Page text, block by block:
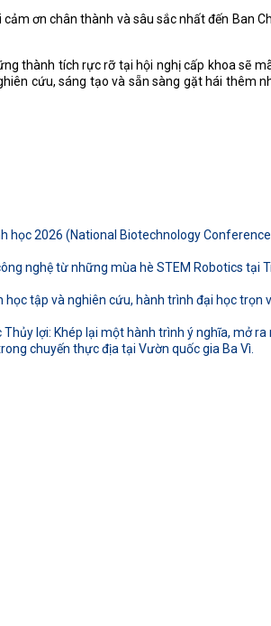
ơn chân thành và sâu sắc nhất đến Ban
thành tích rực rỡ tại hội nghị cấp khoa sẽ
cứu, sáng tạo và sẵn sàng gặt hái thêm
học 2026 (National Biotechnology
nghệ từ những mùa hè STEM Robotics tại
tập và nghiên cứu, hành trình đại học trọn
lợi: Khép lại một hành trình ý nghĩa, mở
chuyến thực địa tại Vườn quốc gia Ba Vì.